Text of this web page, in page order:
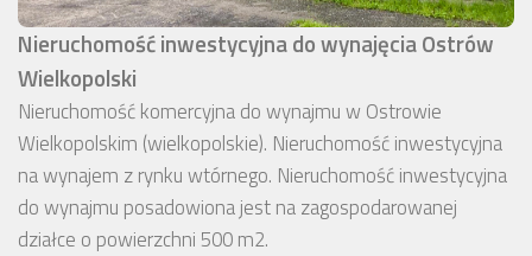
Nieruchomość inwestycyjna do wynajęcia Ostrów
Wielkopolski
Nieruchomość komercyjna do wynajmu w Ostrowie
Wielkopolskim (wielkopolskie). Nieruchomość inwestycyjna
na wynajem z rynku wtórnego. Nieruchomość inwestycyjna
do wynajmu posadowiona jest na zagospodarowanej
działce o powierzchni 500 m2.